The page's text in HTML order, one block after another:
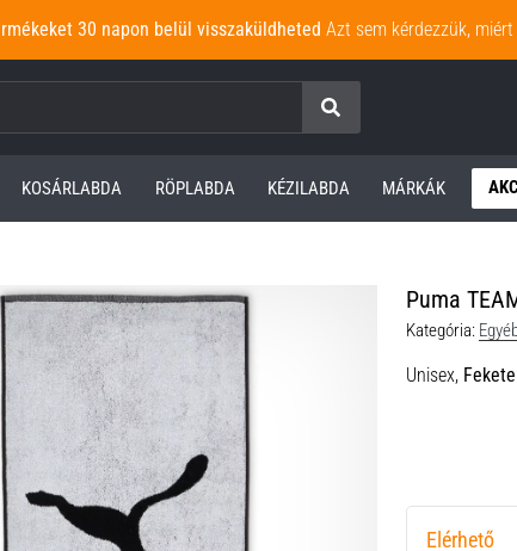
30 napon belül visszaküldheted Azt sem kérdezzük, miért
Keresés
KOSÁRLABDA RÖPLABDA KÉZILABDA MÁRKÁK
Puma
Kategória:
Unisex, Fekete
Elérhető